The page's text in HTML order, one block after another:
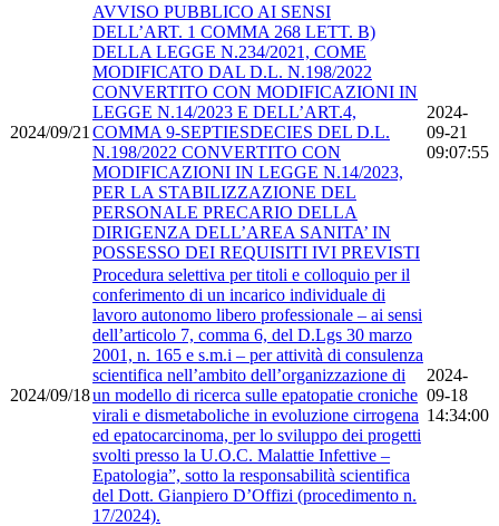
2024/09/21
AVVISO PUBBLICO AI SENSI
DELL’ART. 1 COMMA 268 LETT. B)
DELLA LEGGE N.234/2021, COME
MODIFICATO DAL D.L. N.198/2022
CONVERTITO CON MODIFICAZIONI IN
LEGGE N.14/2023 E DELL’ART.4,
COMMA 9-SEPTIESDECIES DEL D.L.
N.198/2022 CONVERTITO CON
MODIFICAZIONI IN LEGGE N.14/2023,
PER LA STABILIZZAZIONE DEL
PERSONALE PRECARIO DELLA
DIRIGENZA DELL’AREA SANITA’ IN
POSSESSO DEI REQUISITI IVI PREVISTI
2024-
09-21
09:07:55
2024/09/18
Procedura selettiva per titoli e colloquio per il
conferimento di un incarico individuale di
lavoro autonomo libero professionale – ai sensi
dell’articolo 7, comma 6, del D.Lgs 30 marzo
2001, n. 165 e s.m.i – per attività di consulenza
scientifica nell’ambito dell’organizzazione di
un modello di ricerca sulle epatopatie croniche
virali e dismetaboliche in evoluzione cirrogena
ed epatocarcinoma, per lo sviluppo dei progetti
svolti presso la U.O.C. Malattie Infettive –
Epatologia”, sotto la responsabilità scientifica
del Dott. Gianpiero D’Offizi (procedimento n.
17/2024).
2024-
09-18
14:34:00